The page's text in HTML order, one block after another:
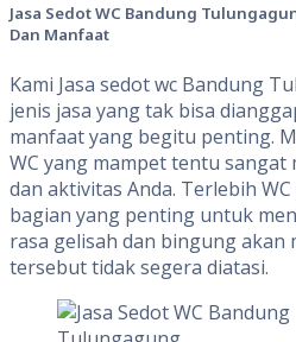
Jasa Sedot WC Bandung
Dan Manfaat
Kami Jasa sedot wc Bandung
jenis jasa yang tak bisa
manfaat yang begitu penting.
WC yang mampet tentu
dan aktivitas Anda. Terlebih
bagian yang penting untuk
rasa gelisah dan bingung akan
tersebut tidak segera diatasi.